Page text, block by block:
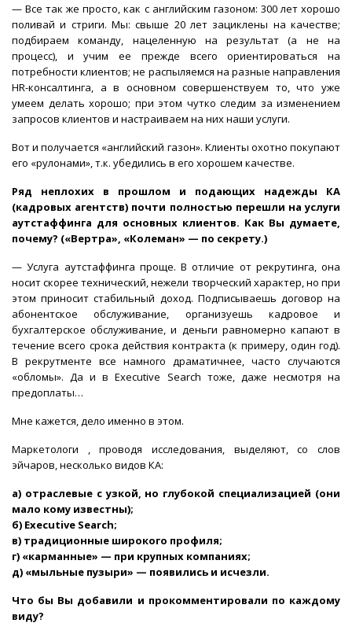
— Все так же просто, как с английским газоном: 300 лет хорошо
поливай и стриги. Мы: свыше 20 лет зациклены на качестве;
подбираем команду, нацеленную на результат (а не на
процесс), и учим ее прежде всего ориентироваться на
потребности клиентов; не распыляемся на разные направления
HR-консалтинга, а в основном совершенствуем то, что уже
умеем делать хорошо; при этом чутко следим за изменением
запросов клиентов и настраиваем на них наши услуги.
Вот и получается «английский газон». Клиенты охотно покупают
его «рулонами», т.к. убедились в его хорошем качестве.
Ряд неплохих в прошлом и подающих надежды КА
(кадровых агентств) почти полностью перешли на услуги
аутстаффинга для основных клиентов. Как Вы думаете,
почему? («Вертра», «Колеман» — по секрету.)
— Услуга аутстаффинга проще. В отличие от рекрутинга, она
носит скорее технический, нежели творческий характер, но при
этом приносит стабильный доход. Подписываешь договор на
абонентское обслуживание, организуешь кадровое и
бухгалтерское обслуживание, и деньги равномерно капают в
течение всего срока действия контракта (к примеру, один год).
В рекрутменте все намного драматичнее, часто случаются
«обломы». Да и в Executive Search тоже, даже несмотря на
предоплаты…
Мне кажется, дело именно в этом.
Маркетологи , проводя исследования, выделяют, со слов
эйчаров, несколько видов КА:
а) отраслевые с узкой, но глубокой специализацией (они
мало кому известны);
б) Executive Search;
в) традиционные широкого профиля;
г) «карманные» — при крупных компаниях;
д) «мыльные пузыри» — появились и исчезли.
Что бы Вы добавили и прокомментировали по каждому
виду?